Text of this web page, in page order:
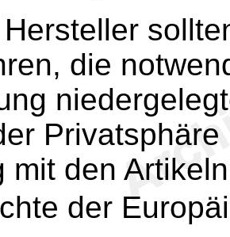
die
mit den
der